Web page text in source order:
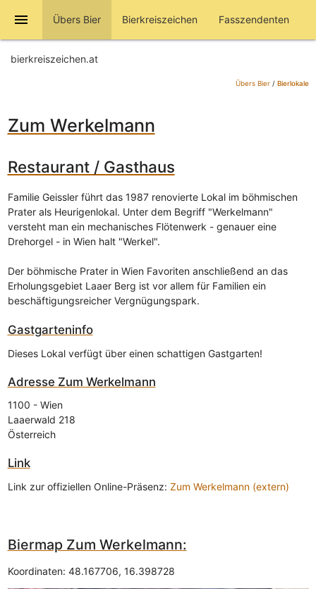
menu Übers Bier Bierkreiszeichen Fasszendenten
bierkreiszeichen.at
Übers Bier/ Bierlokale
Zum Werkelmann
Restaurant / Gasthaus
Familie Geissler führt das 1987 renovierte Lokal im böhmischen
Prater als Heurigenlokal. Unter dem Begriff "Werkelmann"
versteht man ein mechanisches Flötenwerk - genauer eine
Drehorgel - in Wien halt "Werkel".
Der böhmische Prater in Wien Favoriten anschließend an das
Erholungsgebiet Laaer Berg ist vor allem für Familien ein
beschäftigungsreicher Vergnügungspark.
Gastgarteninfo
Dieses Lokal verfügt über einen schattigen Gastgarten!
Adresse Zum Werkelmann
1100 - Wien
Laaerwald 218
Österreich
Link
Link zur offiziellen Online-Präsenz: Zum Werkelmann (extern)
Biermap Zum Werkelmann:
Koordinaten: 48.167706, 16.398728